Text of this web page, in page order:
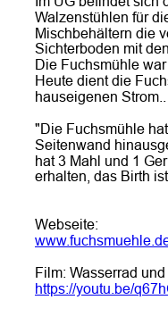
Walzenstühlen für
Mischbehältern die
Sichterboden mit
Die Fuchsmühle
Heute dient die
hauseigenen Strom..
"Die Fuchsmühle
Seitenwand
hat 3 Mahl und 1
erhalten, das Birth
Webseite:
Film: Wasserrad
https://youtu.be/